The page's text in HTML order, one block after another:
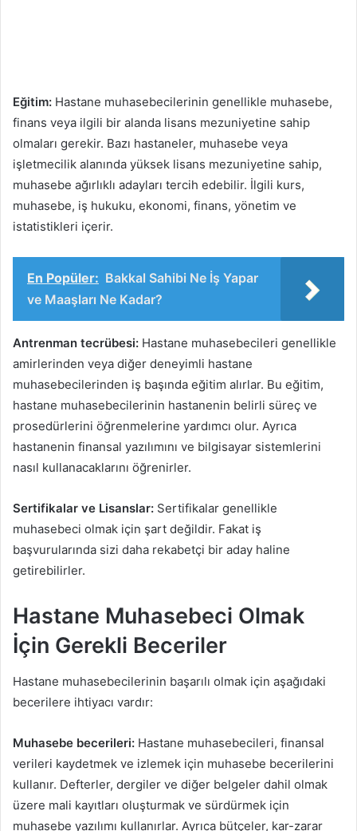
Eğitim: Hastane muhasebecilerinin genellikle muhasebe,
finans veya ilgili bir alanda lisans mezuniyetine sahip
olmaları gerekir. Bazı hastaneler, muhasebe veya
işletmecilik alanında yüksek lisans mezuniyetine sahip,
muhasebe ağırlıklı adayları tercih edebilir. İlgili kurs,
muhasebe, iş hukuku, ekonomi, finans, yönetim ve
istatistikleri içerir.
En Popüler: Bakkal Sahibi Ne İş Yapar
ve Maaşları Ne Kadar?
Antrenman tecrübesi: Hastane muhasebecileri genellikle
amirlerinden veya diğer deneyimli hastane
muhasebecilerinden iş başında eğitim alırlar. Bu eğitim,
hastane muhasebecilerinin hastanenin belirli süreç ve
prosedürlerini öğrenmelerine yardımcı olur. Ayrıca
hastanenin finansal yazılımını ve bilgisayar sistemlerini
nasıl kullanacaklarını öğrenirler.
Sertifikalar ve Lisanslar: Sertifikalar genellikle
muhasebeci olmak için şart değildir. Fakat iş
başvurularında sizi daha rekabetçi bir aday haline
getirebilirler.
Hastane Muhasebeci Olmak
İçin Gerekli Beceriler
Hastane muhasebecilerinin başarılı olmak için aşağıdaki
becerilere ihtiyacı vardır:
Muhasebe becerileri: Hastane muhasebecileri, finansal
verileri kaydetmek ve izlemek için muhasebe becerilerini
kullanır. Defterler, dergiler ve diğer belgeler dahil olmak
üzere mali kayıtları oluşturmak ve sürdürmek için
muhasebe yazılımı kullanırlar. Ayrıca bütçeler, kar-zarar